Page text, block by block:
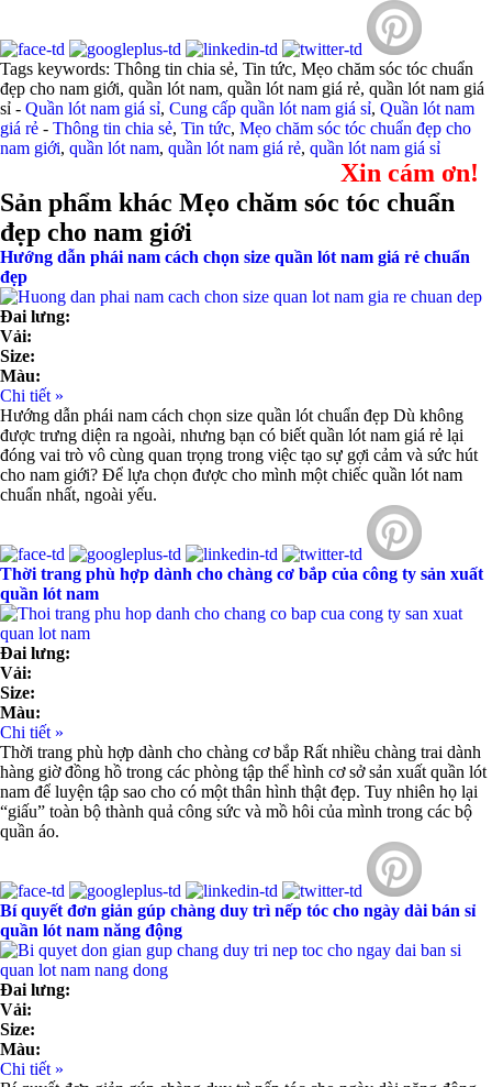
Tags keywords: Thông tin chia sẻ, Tin tức, Mẹo chăm sóc tóc chuẩn
đẹp cho nam giới, quần lót nam, quần lót nam giá rẻ, quần lót nam giá
sỉ - Quần lót nam giá sỉ, Cung cấp quần lót nam giá sỉ, Quần lót nam
giá rẻ - Thông tin chia sẻ, Tin tức, Mẹo chăm sóc tóc chuẩn đẹp cho
nam giới, quần lót nam, quần lót nam giá rẻ, quần lót nam giá sỉ
Xin cám ơn!
Sản phẩm khác Mẹo chăm sóc tóc chuẩn
đẹp cho nam giới
Hướng dẫn phái nam cách chọn size quần lót nam giá rẻ chuẩn
đẹp
Đai lưng:
Vải:
Size:
Màu:
Chi tiết »
Hướng dẫn phái nam cách chọn size quần lót chuẩn đẹp Dù không
được trưng diện ra ngoài, nhưng bạn có biết quần lót nam giá rẻ lại
đóng vai trò vô cùng quan trọng trong việc tạo sự gợi cảm và sức hút
cho nam giới? Để lựa chọn được cho mình một chiếc quần lót nam
chuẩn nhất, ngoài yếu.
Thời trang phù hợp dành cho chàng cơ bắp của công ty sản xuất
quần lót nam
Đai lưng:
Vải:
Size:
Màu:
Chi tiết »
Thời trang phù hợp dành cho chàng cơ bắp Rất nhiều chàng trai dành
hàng giờ đồng hồ trong các phòng tập thể hình cơ sở sản xuất quần lót
nam để luyện tập sao cho có một thân hình thật đẹp. Tuy nhiên họ lại
“giấu” toàn bộ thành quả công sức và mồ hôi của mình trong các bộ
quần áo.
Bí quyết đơn giản gúp chàng duy trì nếp tóc cho ngày dài bán sỉ
quần lót nam năng động
Đai lưng:
Vải:
Size:
Màu:
Chi tiết »